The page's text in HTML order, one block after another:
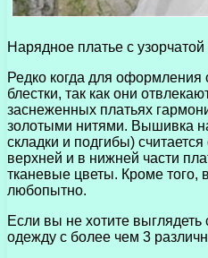
Нарядное платье с
Редко когда для оформления
блестки, так как они
заснеженных платьях
золотыми нитями. Вышивка
складки и подгибы)
верхней и в нижней части
тканевые цветы. Кроме того,
любопытно.
Если вы не хотите
одежду с более чем 3